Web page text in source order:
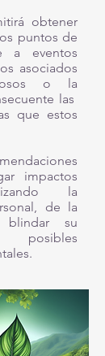
obtener
puntos de
a eventos
asociados
o la
las
que estos
impactos
la
de la
su